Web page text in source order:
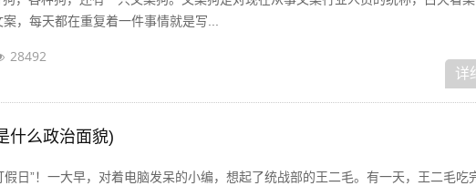
，每天都在重复着一件事情就是写...
28492
详
什么政治面貌)
假日”！一大早，对着电脑发呆的小编，想起了统战部的王二毛。有一天，王二毛吃